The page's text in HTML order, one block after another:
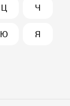
Ц Ч
Ю Я